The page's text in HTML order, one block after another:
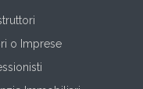
o Imprese